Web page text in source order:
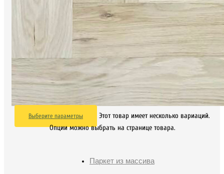
Выберите параметры
Этот товар имеет несколько вариаций.
Опции можно выбрать на странице товара.
Паркет из массива